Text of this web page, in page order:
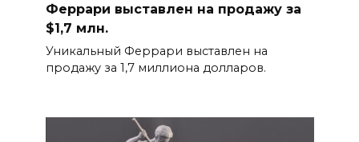
Феррари выставлен на продажу за
$1,7 млн.
Уникальный Феррари выставлен на
продажу за 1,7 миллиона долларов.